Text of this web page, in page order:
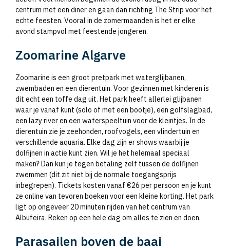
centrum met een diner en gaan dan richting The Strip voor het
echte feesten. Vooral in de zomermaanden is het er elke
avond stampvol met feestende jongeren.
Zoomarine Algarve
Zoomarine is een groot pretpark met waterglijbanen,
zwembaden en een dierentuin. Voor gezinnen met kinderen is
dit echt een toffe dag uit. Het park heeft allerlei glijbanen
waar je vanaf kunt (solo of met een bootje), een golfslagbad,
een lazy river en een waterspeeltuin voor de kleintjes. In de
dierentuin zie je zeehonden, roofvogels, een vlindertuin en
verschillende aquaria. Elke dag zijn er shows waarbij je
dolfijnen in actie kunt zien. Wil je het helemaal speciaal
maken? Dan kun je tegen betaling zelf tussen de dolfijnen
zwemmen (dit zit niet bij de normale toegangsprijs
inbegrepen). Tickets kosten vanaf €26 per persoon en je kunt
ze online van tevoren boeken voor een kleine korting. Het park
ligt op ongeveer 20 minuten rijden van het centrum van
Albufeira. Reken op een hele dag om alles te zien en doen.
Parasailen boven de baai